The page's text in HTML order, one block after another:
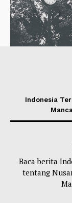
Indonesia
Baca berita
tentang